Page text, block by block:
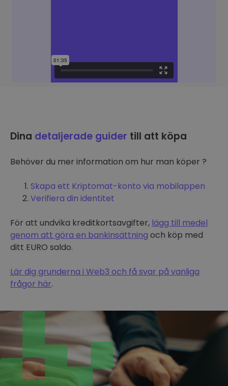
Dina detaljerade guider till att köpa
Behöver du mer information om hur man köper ?
Skapa ett Kriptomat-konto via mobilappen
Verifiera din identitet
För att undvika kreditkortsavgifter, lägg till medel
genom att göra en bankinsättning och köp med
ditt EURO saldo.
Lär dig grunderna i Web3 och få svar på vanliga
frågor här.